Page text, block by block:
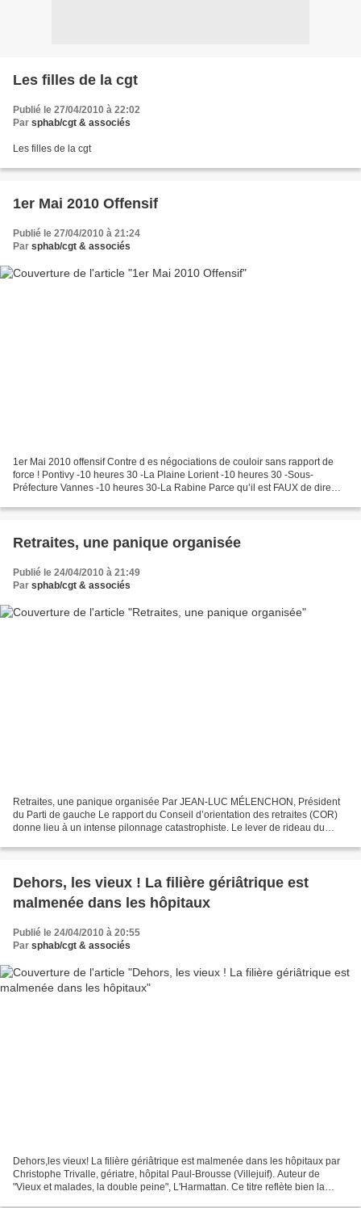
Les filles de la cgt
Publié le 27/04/2010 à 22:02
Par sphab/cgt & associés
Les filles de la cgt
1er Mai 2010 Offensif
Publié le 27/04/2010 à 21:24
Par sphab/cgt & associés
1er Mai 2010 offensif Contre d es négociations de couloir sans rapport de
force ! Pontivy -10 heures 30 -La Plaine Lorient -10 heures 30 -Sous-
Préfecture Vannes -10 heures 30-La Rabine Parce qu’il est FAUX de dire
Retraites, une panique organisée
Publié le 24/04/2010 à 21:49
Par sphab/cgt & associés
Retraites, une panique organisée Par JEAN-LUC MÉLENCHON, Président
du Parti de gauche Le rapport du Conseil d’orientation des retraites (COR)
donne lieu à un intense pilonnage catastrophiste. Le lever de rideau du
Dehors, les vieux ! La filière gériâtrique est
malmenée dans les hôpitaux
Publié le 24/04/2010 à 20:55
Par sphab/cgt & associés
Dehors,les vieux! La filière gériâtrique est malmenée dans les hôpitaux par
Christophe Trivalle, gériatre, hôpital Paul-Brousse (Villejuif). Auteur de
"Vieux et malades, la double peine", L'Harmattan. Ce titre reflète bien la